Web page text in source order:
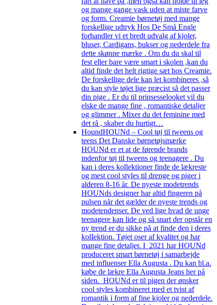
og mange gange vask uden at miste farve
og form. Creamie børnetøj med mange
forskellige udtryk Hos De Små Engle
forhandler vi et bredt udvalg af kjoler,
bluser, Cardigans, bukser og nederdele fra
dette skønne mærke . Om du du skal til
fest eller bare være smart i skolen ,kan du
altid finde det helt rigtige sæt hos Creamie.
De forskellige dele kan let kombineres ,så
du kan style tøjet lige præcist så det passer
din pige . Er du til prinsesselooket vil du
elske de mange fine , romantiske detaljer
og glimmer . Mixer du det feminine med
det rå , skaber du hurtigt…
HoundHOUNd – Cool tøj til tweens og
teens Det Danske børnetøjsmærke
HOUNd er et at de førende brands
indenfor tøj til tweens og teenagere . Du
kan i deres kollektioner finde de lækreste
og mest cool styles til drenge og piger i
alderen 8-16 år. De nyeste modetrends
HOUNds designer har altid fingeren på
pulsen når det gælder de nyeste trends og
modetendenser. De ved lige hvad de unge
teenagere kan lide og så snart der opstår en
ny trend er du sikke på at finde den i deres
kolIektion. Tøjet oser af kvalitet og har
mange fine detaljer. I 2021 har HOUNd
produceret smart børnetøj i samarbejde
med influenser Ella Augusta . Du kan bl.a.
købe de lækre Ella Augusta Jeans her på
siden. HOUNd er til pigen der ønsker
cool styles kombineret med et tvist af
romantik i form af fine kjoler og nederdele.